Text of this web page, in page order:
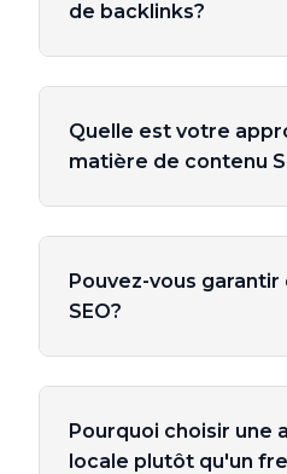
de backlinks?
Quelle est votre
matière de contenu
Pouvez-vous
SEO?
Pourquoi choisir une
locale plutôt qu'un